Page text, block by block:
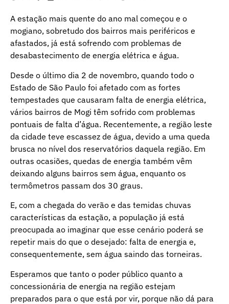
A estação mais quente do ano mal começou e o
mogiano, sobretudo dos bairros mais periféricos e
afastados, já está sofrendo com problemas de
desabastecimento de energia elétrica e água.
Desde o último dia 2 de novembro, quando todo o
Estado de São Paulo foi afetado com as fortes
tempestades que causaram falta de energia elétrica,
vários bairros de Mogi têm sofrido com problemas
pontuais de falta d’água. Recentemente, a região leste
da cidade teve escassez de água, devido a uma queda
brusca no nível dos reservatórios daquela região. Em
outras ocasiões, quedas de energia também vêm
deixando alguns bairros sem água, enquanto os
termômetros passam dos 30 graus.
E, com a chegada do verão e das temidas chuvas
características da estação, a população já está
preocupada ao imaginar que esse cenário poderá se
repetir mais do que o desejado: falta de energia e,
consequentemente, sem água saindo das torneiras.
Esperamos que tanto o poder público quanto a
concessionária de energia na região estejam
preparados para o que está por vir, porque não dá para